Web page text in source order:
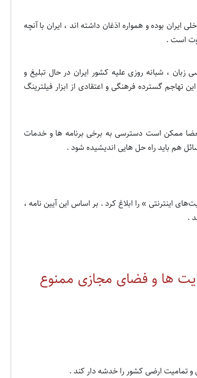
بوده و همواره اذغان داشته اند ، ایران با آنچه
است .
که فقط حدود 300 شبکه فارسی زبان ، شبانه روزی علیه کشور ایران در حال تبلیغ و
تهاجم گسترده فرهنگی و اعتقادی از ابزار فیلترینگ
ممکن است دسترسی به برخی برنامه ها و خدمات
هم باید راه حل هایی اندیشیده شود .
سایت‌های اینترنتی » را ابلاغ کرد . بر اساس این آیین ‌نامه ،
.
ها و فضای مجازی ممنوع
و تمامیت ارضی کشور را خدشه ‌دار کند .